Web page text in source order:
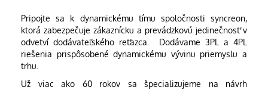
Pripojte sa k dynamickému tímu spoločnosti syncreon,
ktorá zabezpečuje zákaznícku a prevádzkovú jedinečnosť v
odvetví dodávateľského reťazca. Dodávame 3PL a 4PL
riešenia prispôsobené dynamickému vývinu priemyslu a
trhu.
Už viac ako 60 rokov sa špecializujeme na návrh